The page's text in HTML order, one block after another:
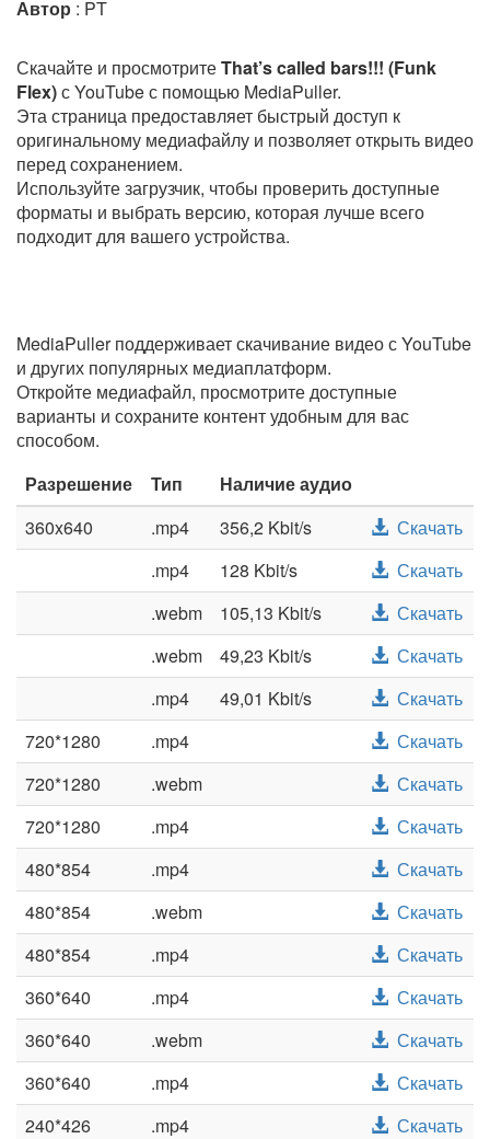
Автор : PT
Скачайте и просмотритеThat’s called bars!!! (Funk
Flex)с YouTube с помощью MediaPuller.
Эта страница предоставляет быстрый доступ к
оригинальному медиафайлу и позволяет открыть видео
перед сохранением.
Используйте загрузчик, чтобы проверить доступные
форматы и выбрать версию, которая лучше всего
подходит для вашего устройства.
MediaPuller поддерживает скачивание видео с YouTube
и других популярных медиаплатформ.
Откройте медиафайл, просмотрите доступные
варианты и сохраните контент удобным для вас
способом.
Разрешение
Тип
Наличие аудио
360x640
.mp4 356,2 Kbit/s
Скачать
.mp4
128 Kbit/s
Скачать
.webm
105,13 Kbit/s
Скачать
.webm
49,23 Kbit/s
Скачать
.mp4
49,01 Kbit/s
Скачать
720*1280
.mp4
Скачать
720*1280
.webm
Скачать
720*1280
.mp4
Скачать
480*854
.mp4
Скачать
480*854
.webm
Скачать
480*854
.mp4
Скачать
360*640
.mp4
Скачать
360*640
.webm
Скачать
360*640
.mp4
Скачать
240*426
.mp4
Скачать